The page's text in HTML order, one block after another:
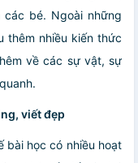
bé. Ngoài những
thêm nhiều kiến thức
về các sự vật, sự
viết đẹp
bài học có nhiều hoạt